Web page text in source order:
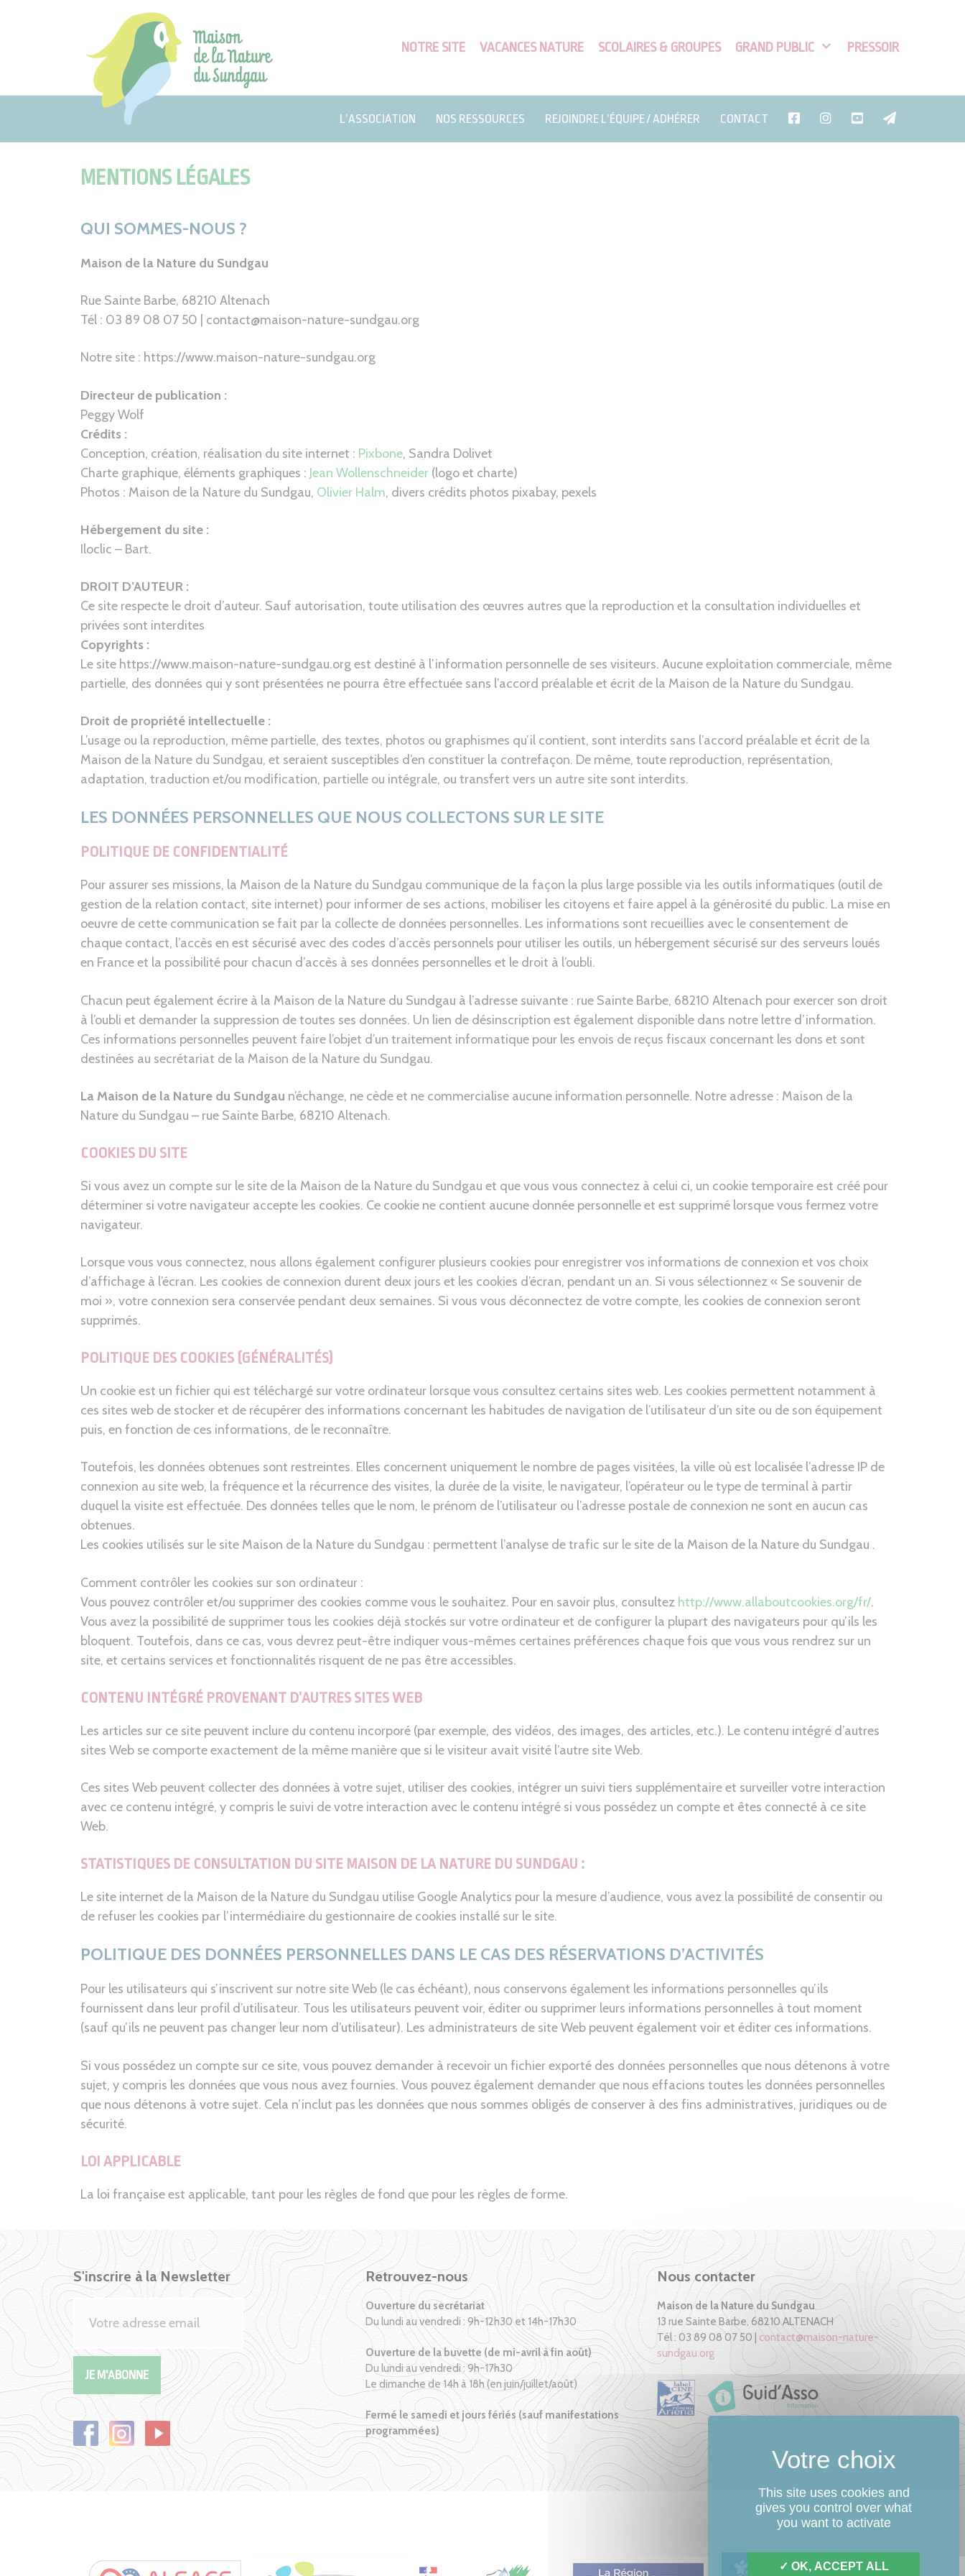
NOTRE SITE VACANCES NATURE SCOLAIRES & GROUPES GRAND PUBLIC PRESSOIR
L’ASSOCIATION NOS RESSOURCES REJOINDRE L’ÉQUIPE / ADHÉRER CONTACT
MENTIONS LÉGALES
QUI SOMMES-NOUS ?
Maison de la Nature du Sundgau
Rue Sainte Barbe, 68210 Altenach
Tél : 03 89 08 07 50 | contact@maison-nature-sundgau.org
Notre site : https://www.maison-nature-sundgau.org
Directeur de publication :
Peggy Wolf
Crédits :
Conception, création, réalisation du site internet : Pixbone, Sandra Dolivet
Charte graphique, éléments graphiques : Jean Wollenschneider (logo et charte)
Photos : Maison de la Nature du Sundgau, Olivier Halm, divers crédits photos pixabay, pexels
Hébergement du site :
Iloclic – Bart.
DROIT D’AUTEUR :
Ce site respecte le droit d’auteur. Sauf autorisation, toute utilisation des œuvres autres que la reproduction et la consultation individuelles et
privées sont interdites
Copyrights :
Le site https://www.maison-nature-sundgau.org est destiné à l’information personnelle de ses visiteurs. Aucune exploitation commerciale, même
partielle, des données qui y sont présentées ne pourra être effectuée sans l’accord préalable et écrit de la Maison de la Nature du Sundgau.
Droit de propriété intellectuelle :
L’usage ou la reproduction, même partielle, des textes, photos ou graphismes qu’il contient, sont interdits sans l’accord préalable et écrit de la
Maison de la Nature du Sundgau, et seraient susceptibles d’en constituer la contrefaçon. De même, toute reproduction, représentation,
adaptation, traduction et/ou modification, partielle ou intégrale, ou transfert vers un autre site sont interdits.
LES DONNÉES PERSONNELLES QUE NOUS COLLECTONS SUR LE SITE
POLITIQUE DE CONFIDENTIALITÉ
Pour assurer ses missions, la Maison de la Nature du Sundgau communique de la façon la plus large possible via les outils informatiques (outil de
gestion de la relation contact, site internet) pour informer de ses actions, mobiliser les citoyens et faire appel à la générosité du public. La mise en
oeuvre de cette communication se fait par la collecte de données personnelles. Les informations sont recueillies avec le consentement de
chaque contact, l’accès en est sécurisé avec des codes d’accès personnels pour utiliser les outils, un hébergement sécurisé sur des serveurs loués
en France et la possibilité pour chacun d’accès à ses données personnelles et le droit à l’oubli.
Chacun peut également écrire à la Maison de la Nature du Sundgau à l’adresse suivante : rue Sainte Barbe, 68210 Altenach pour exercer son droit
à l’oubli et demander la suppression de toutes ses données. Un lien de désinscription est également disponible dans notre lettre d’information.
Ces informations personnelles peuvent faire l’objet d’un traitement informatique pour les envois de reçus fiscaux concernant les dons et sont
destinées au secrétariat de la Maison de la Nature du Sundgau.
La Maison de la Nature du Sundgau n’échange, ne cède et ne commercialise aucune information personnelle. Notre adresse : Maison de la
Nature du Sundgau – rue Sainte Barbe, 68210 Altenach.
COOKIES DU SITE
Si vous avez un compte sur le site de la Maison de la Nature du Sundgau et que vous vous connectez à celui ci, un cookie temporaire est créé pour
déterminer si votre navigateur accepte les cookies. Ce cookie ne contient aucune donnée personnelle et est supprimé lorsque vous fermez votre
navigateur.
Lorsque vous vous connectez, nous allons également configurer plusieurs cookies pour enregistrer vos informations de connexion et vos choix
d’affichage à l’écran. Les cookies de connexion durent deux jours et les cookies d’écran, pendant un an. Si vous sélectionnez « Se souvenir de
moi », votre connexion sera conservée pendant deux semaines. Si vous vous déconnectez de votre compte, les cookies de connexion seront
supprimés.
POLITIQUE DES COOKIES (GÉNÉRALITÉS)
Un cookie est un fichier qui est téléchargé sur votre ordinateur lorsque vous consultez certains sites web. Les cookies permettent notamment à
ces sites web de stocker et de récupérer des informations concernant les habitudes de navigation de l’utilisateur d’un site ou de son équipement
puis, en fonction de ces informations, de le reconnaître.
Toutefois, les données obtenues sont restreintes. Elles concernent uniquement le nombre de pages visitées, la ville où est localisée l’adresse IP de
connexion au site web, la fréquence et la récurrence des visites, la durée de la visite, le navigateur, l’opérateur ou le type de terminal à partir
duquel la visite est effectuée. Des données telles que le nom, le prénom de l’utilisateur ou l’adresse postale de connexion ne sont en aucun cas
obtenues.
Les cookies utilisés sur le site Maison de la Nature du Sundgau : permettent l’analyse de trafic sur le site de la Maison de la Nature du Sundgau .
Comment contrôler les cookies sur son ordinateur :
Vous pouvez contrôler et/ou supprimer des cookies comme vous le souhaitez. Pour en savoir plus, consultez http://www.allaboutcookies.org/fr/.
Vous avez la possibilité de supprimer tous les cookies déjà stockés sur votre ordinateur et de configurer la plupart des navigateurs pour qu’ils les
bloquent. Toutefois, dans ce cas, vous devrez peut-être indiquer vous-mêmes certaines préférences chaque fois que vous vous rendrez sur un
site, et certains services et fonctionnalités risquent de ne pas être accessibles.
CONTENU INTÉGRÉ PROVENANT D’AUTRES SITES WEB
Les articles sur ce site peuvent inclure du contenu incorporé (par exemple, des vidéos, des images, des articles, etc.). Le contenu intégré d’autres
sites Web se comporte exactement de la même manière que si le visiteur avait visité l’autre site Web.
Ces sites Web peuvent collecter des données à votre sujet, utiliser des cookies, intégrer un suivi tiers supplémentaire et surveiller votre interaction
avec ce contenu intégré, y compris le suivi de votre interaction avec le contenu intégré si vous possédez un compte et êtes connecté à ce site
Web.
STATISTIQUES DE CONSULTATION DU SITE MAISON DE LA NATURE DU SUNDGAU :
Le site internet de la Maison de la Nature du Sundgau utilise Google Analytics pour la mesure d’audience, vous avez la possibilité de consentir ou
de refuser les cookies par l’intermédiaire du gestionnaire de cookies installé sur le site.
POLITIQUE DES DONNÉES PERSONNELLES DANS LE CAS DES RÉSERVATIONS D’ACTIVITÉS
Pour les utilisateurs qui s’inscrivent sur notre site Web (le cas échéant), nous conservons également les informations personnelles qu’ils
fournissent dans leur profil d’utilisateur. Tous les utilisateurs peuvent voir, éditer ou supprimer leurs informations personnelles à tout moment
(sauf qu’ils ne peuvent pas changer leur nom d’utilisateur). Les administrateurs de site Web peuvent également voir et éditer ces informations.
Si vous possédez un compte sur ce site, vous pouvez demander à recevoir un fichier exporté des données personnelles que nous détenons à votre
sujet, y compris les données que vous nous avez fournies. Vous pouvez également demander que nous effacions toutes les données personnelles
que nous détenons à votre sujet. Cela n’inclut pas les données que nous sommes obligés de conserver à des fins administratives, juridiques ou de
sécurité.
LOI APPLICABLE
La loi française est applicable, tant pour les règles de fond que pour les règles de forme.
S'inscrire à la Newsletter Retrouvez-nous
Ouverture du secrétariat
Du lundi au vendredi : 9h-12h30 et 14h-17h30
Ouverture de la buvette (de mi-avril à fin août)
Du lundi au vendredi : 9h-17h30
Le dimanche de 14h à 18h (en juin/juillet/août)
Fermé le samedi et jours fériés (sauf manifestations
programmées)
Nous contacter
Maison de la Nature du Sundgau
13 rue Sainte Barbe, 68210 ALTENACH
Tél : 03 89 08 07 50 | contact@maison-nature-
sundgau.org
This site uses cookies and
gives you control over what
you want to activate
OK, ACCEPT ALL